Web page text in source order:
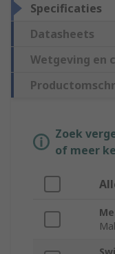
Specificaties
Datasheets
Wetgeving en
Zoek
of meer